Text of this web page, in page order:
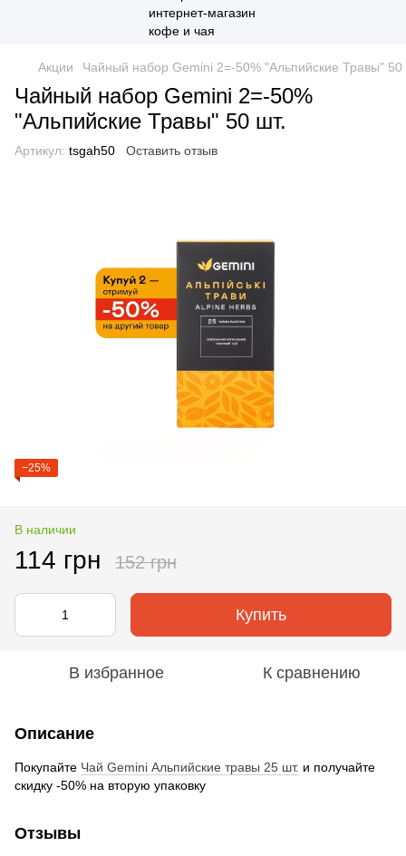
Акции Чайный набор Gemini 2=-50% "Альпийские Травы" 50
Чайный набор Gemini 2=-50%
"Альпийские Травы" 50 шт.
Артикул: tsgah50 Оставить отзыв
−25%
В наличии
114 грн 152 грн
Купить
В избранное К сравнению
Описание
Покупайте Чай Gemini Альпийские травы 25 шт. и получайте
скидку -50% на вторую упаковку
Отзывы